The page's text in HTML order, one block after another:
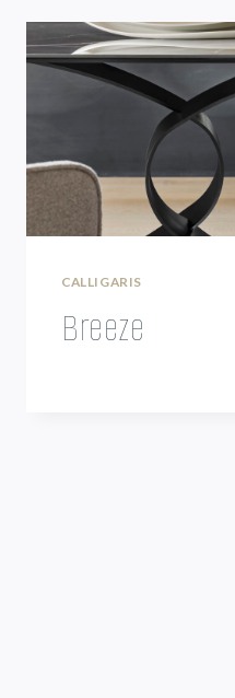
CALLIGARIS
Breeze